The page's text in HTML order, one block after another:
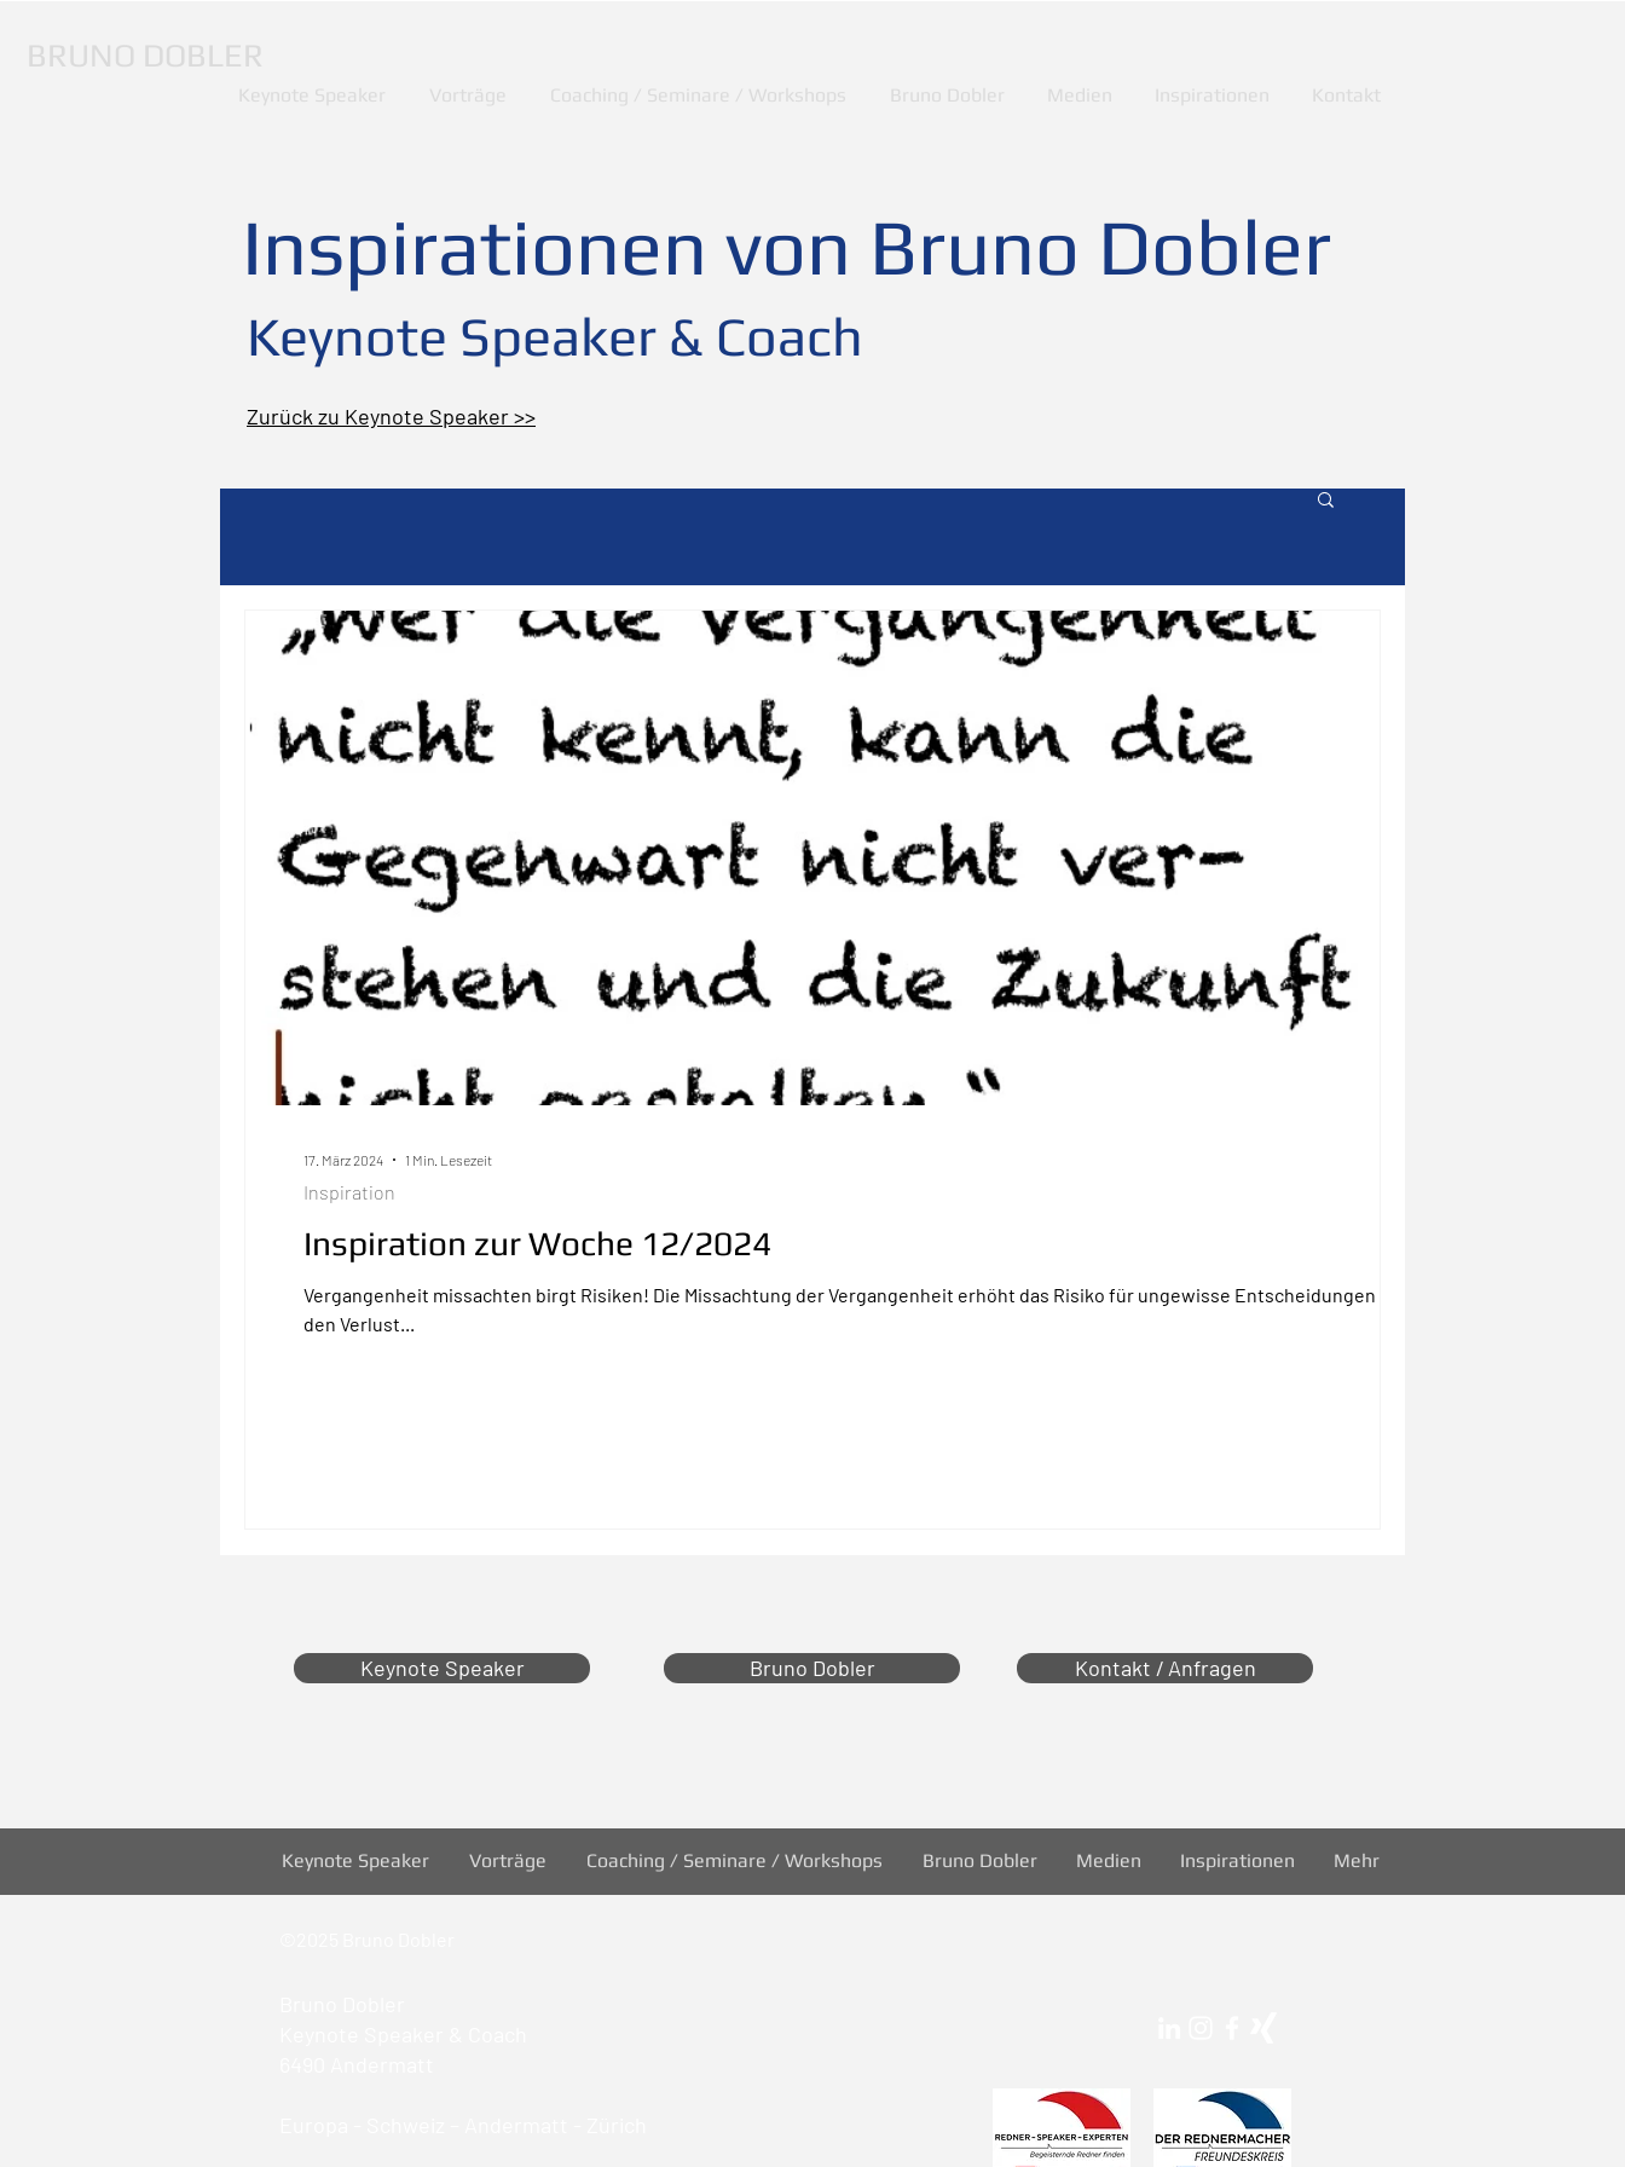
BRUNO DOBLER
Keynote Speaker Vorträge Coaching / Seminare / Workshops Bruno Dobler Medien Inspirationen Kontakt
Inspirationen von Bruno Dobler
Keynote Speaker & Coach
Zurück zu Keynote Speaker >>
Inspiration zur Woche 12/2024
Vergangenheit missachten birgt Risiken! Die Missachtung der Vergangenheit erhöht das Risiko für ungewisse Entscheidungen und
den Verlust...
Inspiration
17. März 2024 1 Min. Lesezeit
Keynote Speaker Bruno Dobler Kontakt / Anfragen
Keynote Speaker Vorträge Coaching / Seminare / Workshops Bruno Dobler Medien Inspirationen Mehr